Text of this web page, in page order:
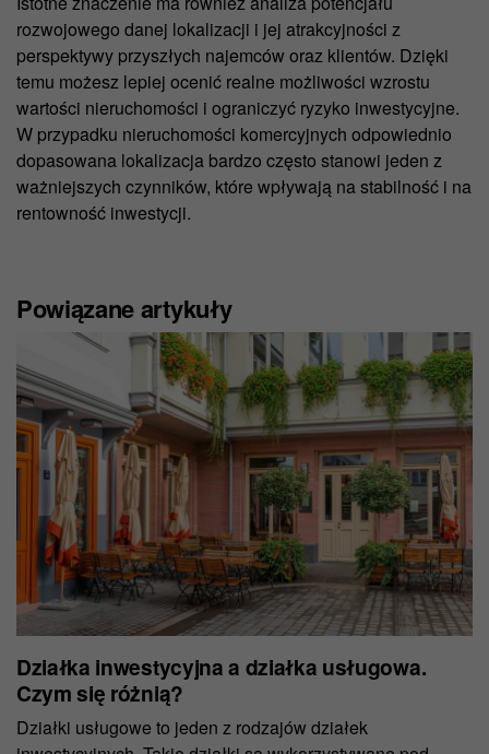
rozwojowego danej lokalizacji i jej atrakcyjności z
perspektywy przyszłych najemców oraz klientów. Dzięki
temu możesz lepiej ocenić realne możliwości wzrostu
wartości nieruchomości i ograniczyć ryzyko inwestycyjne.
W przypadku nieruchomości komercyjnych odpowiednio
dopasowana lokalizacja bardzo często stanowi jeden z
ważniejszych czynników, które wpływają na stabilność i na
rentowność inwestycji.
Powiązane artykuły
Działka inwestycyjna a działka usługowa.
Czym się różnią?
Działki usługowe to jeden z rodzajów działek
zgody korzystaliśmy z plików cookie zgodnie z
prawem.
Więcej informacji znajdziesz w naszej
Polityce
prywatności.